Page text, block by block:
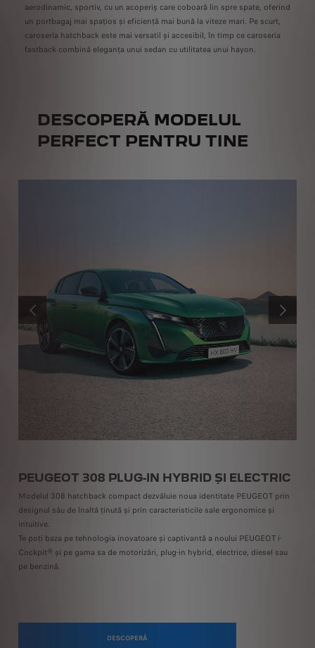
aerodinamic, sportiv, cu un acoperiș care coboară lin spre spate, oferind
un portbagaj mai spațios și eficiență mai bună la viteze mari. Pe scurt,
caroseria hatchback este mai versatil și accesibil, în timp ce caroseria
fastback combină eleganța unui sedan cu utilitatea unui hayon.
DESCOPERĂ MODELUL
PERFECT PENTRU TINE
ANTERIOR
PEUGEOT 308 PLUG-IN HYBRID ȘI ELECTRIC
Modelul 308 hatchback compact dezvăluie noua identitate PEUGEOT prin
designul său de înaltă ținută și prin caracteristicile sale ergonomice și
intuitive.
Te poți baza pe tehnologia inovatoare și captivantă a noului PEUGEOT i-
Cockpit® și pe gama sa de motorizări, plug-in hybrid, electrice, diesel sau
pe benzină.
DESCOPERĂ